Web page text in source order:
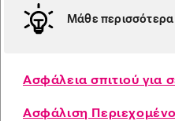
Μάθε περισσότερα
Ασφάλεια σπιτιού για
Ασφάλιση